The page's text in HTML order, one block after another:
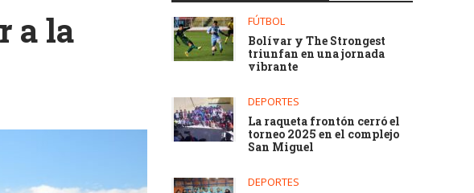
a la
FÚTBOL
Bolívar y The Strongest
triunfan en una jornada
vibrante
DEPORTES
La raqueta frontón cerró el
torneo 2025 en el complejo
San Miguel
DEPORTES